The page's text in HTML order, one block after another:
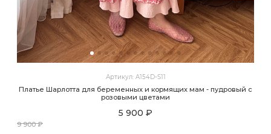
Артикул: A154D-S11
Платье Шарлотта для беременных и кормящих мам - пудровый с
розовыми цветами
5 900 ₽
9 900 ₽